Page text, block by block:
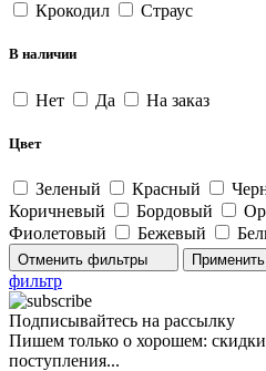
Крокодил Страус
В наличии
Нет Да На заказ
Цвет
Зеленый Красный
Коричневый
Бордовый
Фиолетовый
Бежевый
Отменить фильтры
фильтр
Подписывайтесь на рассылку
Пишем только о хорошем:
поступления...